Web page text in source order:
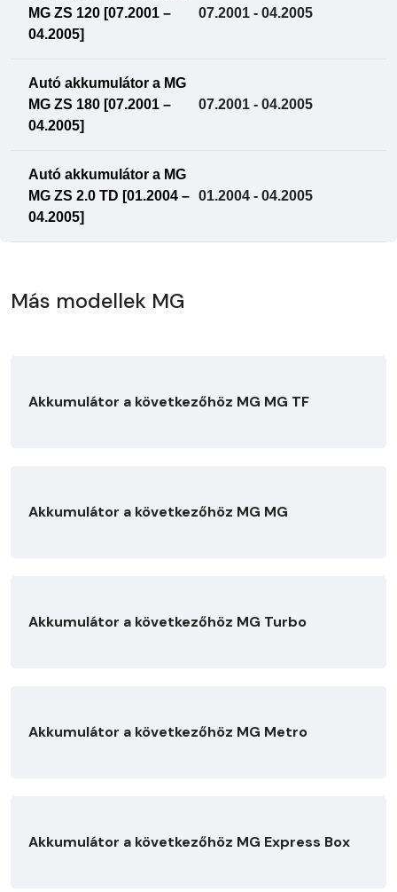
MG ZS 120 [07.2001 –
04.2005]
07.2001 - 04.2005
Autó akkumulátor a MG
MG ZS 180 [07.2001 –
04.2005]
07.2001 - 04.2005
Autó akkumulátor a MG
MG ZS 2.0 TD [01.2004 –
04.2005]
01.2004 - 04.2005
Más modellek MG
Akkumulátor a következőhöz MG MG TF
Akkumulátor a következőhöz MG MG
Akkumulátor a következőhöz MG Turbo
Akkumulátor a következőhöz MG Metro
Akkumulátor a következőhöz MG Express Box